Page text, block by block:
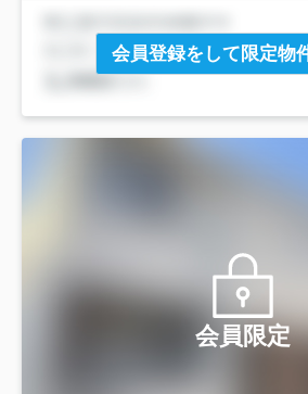
会員登録をして限定物
会員限定